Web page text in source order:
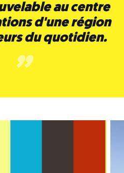
au centre
d'une région
du quotidien.